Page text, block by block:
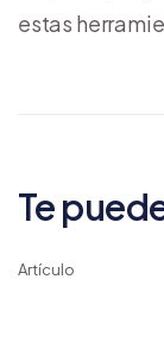
estas
Te
Artículo